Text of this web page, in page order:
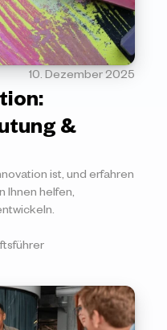
10. Dezember 2025
&
ist, und erfahren
Ihnen helfen,